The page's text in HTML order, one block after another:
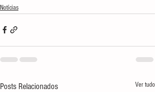
Notícias
Posts Relacionados Ver tudo